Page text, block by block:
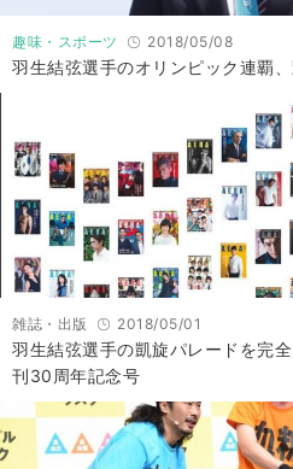
趣味・スポーツ 2018/05/08
羽生結弦選手のオリンピック連覇
雑誌・出版 2018/05/01
羽生結弦選手の凱旋パレードを完
刊30周年記念号